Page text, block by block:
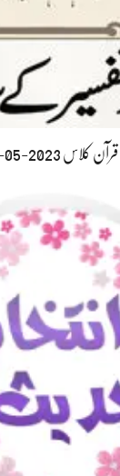
2023-05-01